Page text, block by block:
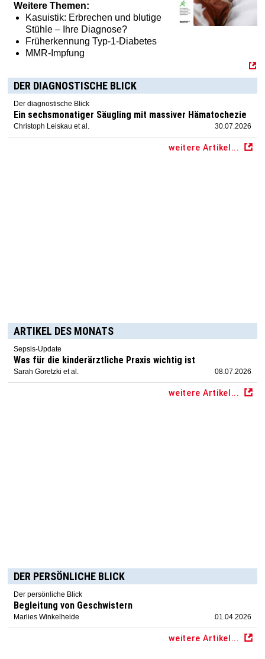
Weitere Themen:
Kasuistik: Erbrechen und blutige
Stühle – Ihre Diagnose?
Früherkennung Typ-1-Diabetes
MMR-Impfung
DER DIAGNOSTISCHE BLICK
Der diagnostische Blick
Ein sechsmonatiger Säugling mit massiver Hämatochezie
Christoph Leiskau et al. 30.07.2026
weitere Artikel...
ARTIKEL DES MONATS
Sepsis-Update
Was für die kinderärztliche Praxis wichtig ist
Sarah Goretzki et al. 08.07.2026
weitere Artikel...
DER PERSÖNLICHE BLICK
Der persönliche Blick
Begleitung von Geschwistern
Marlies Winkelheide 01.04.2026
weitere Artikel...